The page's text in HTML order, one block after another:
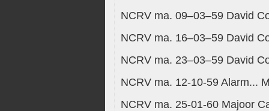
NCRV ma. 09–03–59 David
NCRV ma. 16–03–59 David
NCRV ma. 23–03–59 David
NCRV ma. 12-10-59 Alarm...
NCRV ma. 25-01-60 Majoor